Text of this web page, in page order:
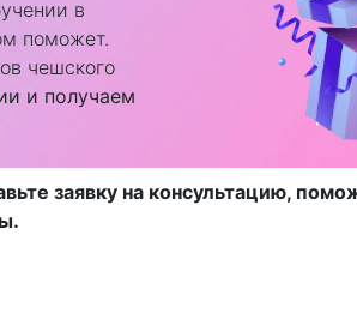
в
поможет.
чешского
и получаем
заявку на консультацию,